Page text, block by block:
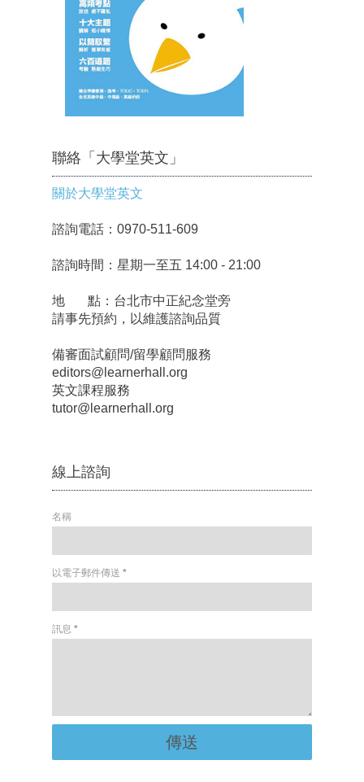
聯絡「大學堂英文」
關於大學堂英文
諮詢電話：0970-511-609
諮詢時間：星期一至五 14:00 - 21:00
地 點：台北市中正紀念堂旁
請事先預約，以維護諮詢品質
備審面試顧問/留學顧問服務
editors@learnerhall.org
英文課程服務
tutor@learnerhall.org
線上諮詢
名稱
以電子郵件傳送 *
訊息 *